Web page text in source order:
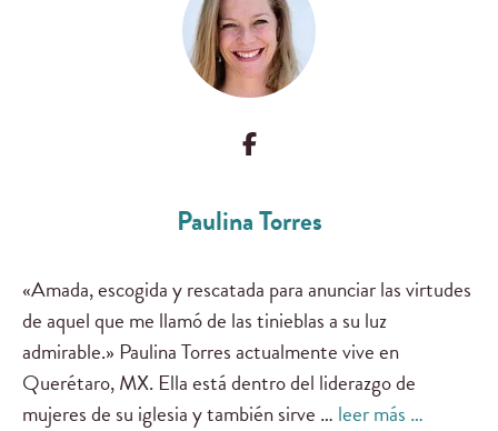
Paulina Torres
«Amada, escogida y rescatada para anunciar las virtudes
de aquel que me llamó de las tinieblas a su luz
admirable.» Paulina Torres actualmente vive en
Querétaro, MX. Ella está dentro del liderazgo de
mujeres de su iglesia y también sirve … leer más …